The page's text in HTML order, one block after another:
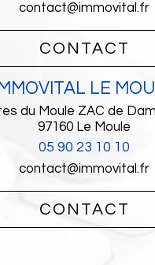
contact@immovital.fr
CONTACT
IMMOVITAL LE
du Moule ZAC de
97160 Le Moule
05 90 23 10 10
contact@immovital.fr
CONTACT